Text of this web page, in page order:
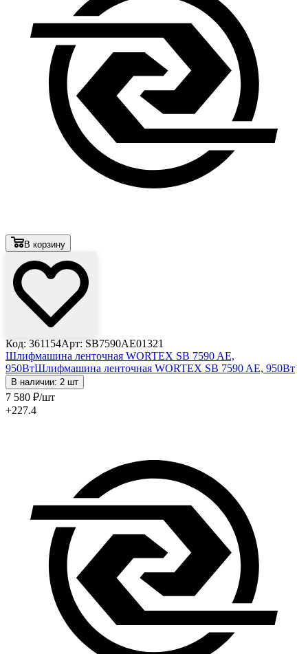
В корзину
Код: 361154Арт: SB7590AE01321
Шлифмашина ленточная WORTEX SB 7590 AE,
950ВтШлифмашина ленточная WORTEX SB 7590 AE, 950Вт
В наличии: 2 шт
7 580 ₽/шт
+227.4